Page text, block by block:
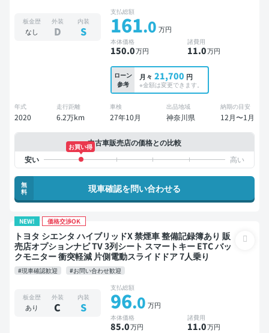
板金歴
なし
外装
D
内装
S
支払総額
161.0 万円
本体価格
150.0万円
諸費用
11.0万円
ローン
参考
月々 21,700 円
※金額は変更できます。
年式
2020
走行距離
6.2万km
車検
27年10月
出品地域
神奈川県
納期の目安
12月〜1月
中古車販売店の価格との比較
お買い得
無
料
現車確認を問い合わせる
NEW! 価格交渉OK
トヨタ シエンタ ハイブリッドX 禁煙車 整備記録簿あり 販
売店オプションナビ TV 3列シート スマートキー ETC バッ
クモニター 衝突軽減 片側電動スライドドア 7人乗り
#現車確認歓迎 #お問い合わせ歓迎
板金歴
あり
外装
C
内装
S
支払総額
96.0 万円
本体価格
85.0万円
諸費用
11.0万円